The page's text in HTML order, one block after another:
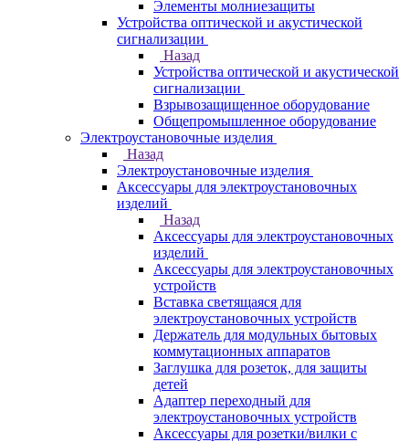
Элементы молниезащиты
Устройства оптической и акустической
сигнализации
Назад
Устройства оптической и акустической
сигнализации
Взрывозащищенное оборудование
Общепромышленное оборудование
Электроустановочные изделия
Назад
Электроустановочные изделия
Аксессуары для электроустановочных
изделий
Назад
Аксессуары для электроустановочных
изделий
Аксессуары для электроустановочных
устройств
Вставка светящаяся для
электроустановочных устройств
Держатель для модульных бытовых
коммутационных аппаратов
Заглушка для розеток, для защиты
детей
Адаптер переходный для
электроустановочных устройств
Аксессуары для розетки/вилки с